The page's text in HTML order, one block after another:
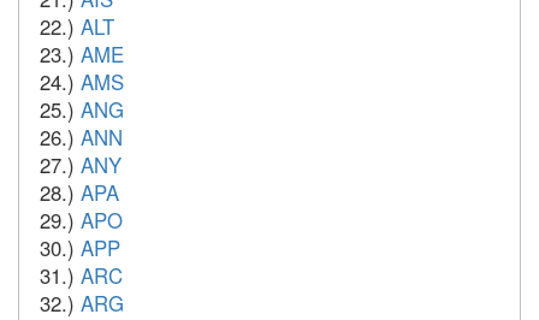
22.) ALT
23.) AME
24.) AMS
25.) ANG
26.) ANN
27.) ANY
28.) APA
29.) APO
30.) APP
31.) ARC
32.) ARG